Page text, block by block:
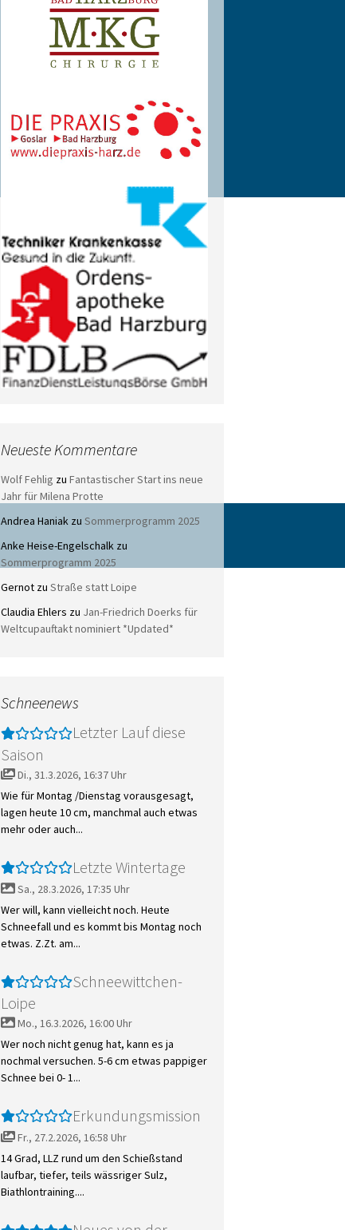
Neueste Kommentare
Wolf Fehlig zu Fantastischer Start ins neue
Jahr für Milena Protte
Andrea Haniak zu Sommerprogramm 2025
Anke Heise-Engelschalk zu
Sommerprogramm 2025
Gernot zu Straße statt Loipe
Claudia Ehlers zu Jan-Friedrich Doerks für
Weltcupauftakt nominiert *Updated*
Schneenews
Letzter Lauf diese
Saison
Di., 31.3.2026, 16:37 Uhr
Wie für Montag /Dienstag vorausgesagt,
lagen heute 10 cm, manchmal auch etwas
mehr oder auch...
Letzte Wintertage
Sa., 28.3.2026, 17:35 Uhr
Wer will, kann vielleicht noch. Heute
Schneefall und es kommt bis Montag noch
etwas. Z.Zt. am...
Schneewittchen-
Loipe
Mo., 16.3.2026, 16:00 Uhr
Wer noch nicht genug hat, kann es ja
nochmal versuchen. 5-6 cm etwas pappiger
Schnee bei 0- 1...
Erkundungsmission
Fr., 27.2.2026, 16:58 Uhr
14 Grad, LLZ rund um den Schießstand
laufbar, tiefer, teils wässriger Sulz,
Biathlontraining....